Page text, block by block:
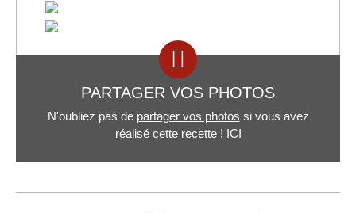
PARTAGER VOS PHOTOS
N'oubliez pas de partager vos photos si vous avez
réalisé cette recette ! ICI